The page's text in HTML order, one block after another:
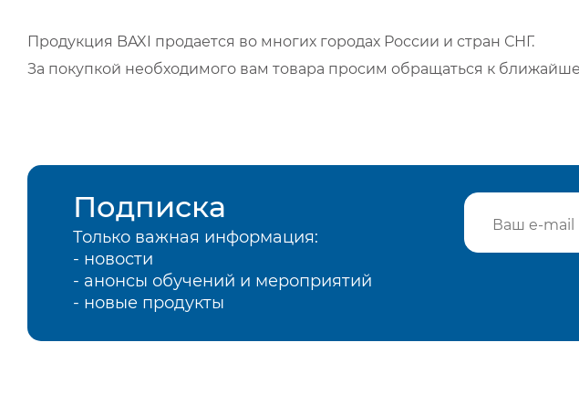
Продукция BAXI продается во многих городах России и стран СНГ.
За покупкой необходимого вам товара просим обращаться к
Подписка
Только важная информация:
- новости
- анонсы обучений и мероприятий
- новые продукты